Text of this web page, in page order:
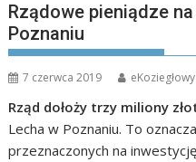
Rządowe pieniądze
Poznaniu
7 czerwca 2019 eKoziegłowy
Rząd dołoży trzy miliony
Lecha w Poznaniu. To
przeznaczonych na